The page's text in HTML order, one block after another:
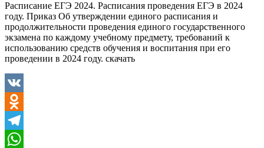
Расписание ЕГЭ 2024. Расписания проведения ЕГЭ в 2024
году. Приказ Об утверждении единого расписания и
продолжительности проведения единого государственного
экзамена по каждому учебному предмету, требований к
использованию средств обучения и воспитания при его
проведении в 2024 году. скачать
VK
Odnoklassniki
Telegram